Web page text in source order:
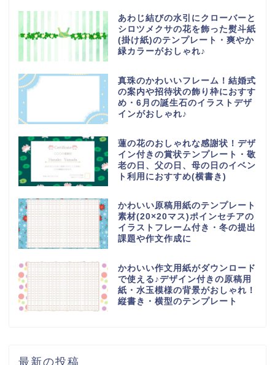
あわじ結びの水引にクローバーと
シロツメクサの花を飾った熨斗紙
(掛け紙)のテンプレート・爽やか
緑カラーがおしゃれ♪
真珠のかわいいフレーム！結婚式
の案内や招待状の飾り枠におすす
め・6月の誕生石のイラストデザ
インがおしゃれ♪
蓮の花のおしゃれな感謝状！デザ
イン付きの賞状テンプレート・敬
老の日、父の日、母の日のイベン
ト利用におすすめ(横書き)
かわいい原稿用紙のテンプレート
素材(20×20マス)ポインセチアの
イラストフレーム付き・冬の提出
課題や作文作成に
かわいい作文用紙がダウンロード
で使える♪デザイン付きの原稿用
紙・水玉模様の背景がおしゃれ！
縦書き・横型のテンプレート
最新の投稿